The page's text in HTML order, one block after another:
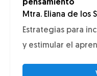
pensamiento
Mtra. Eliana de los
Estrategias para
y estimular el